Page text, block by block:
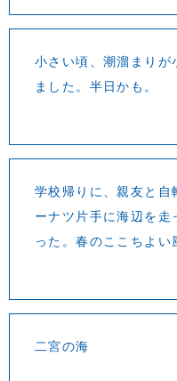
小さい頃、潮溜まりが
ました。半日かも。
学校帰りに、親友と自
ーナツ片手に海辺を
った。春のここちよい
二宮の海